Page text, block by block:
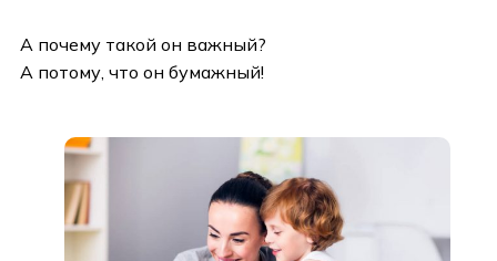
А почему такой он важный?
А потому, что он бумажный!